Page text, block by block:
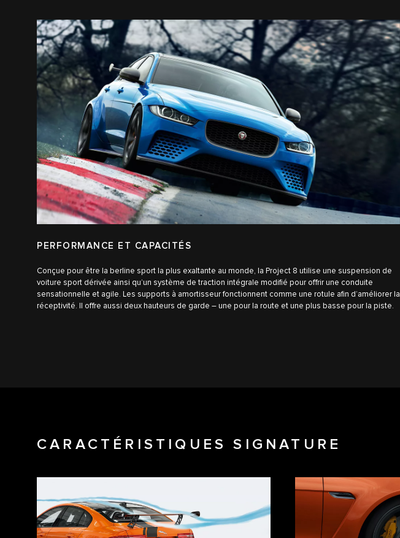
PERFORMANCE ET CAPACITÉS
Conçue pour être la berline sport la plus exaltante au monde, la Project 8 utilise une suspension de
voiture sport dérivée ainsi qu’un système de traction intégrale modifié pour offrir une conduite
sensationnelle et agile. Les supports à amortisseur fonctionnent comme une rotule afin d’améliorer la
réceptivité. Il offre aussi deux hauteurs de garde – une pour la route et une plus basse pour la piste.
CARACTÉRISTIQUES SIGNATURE